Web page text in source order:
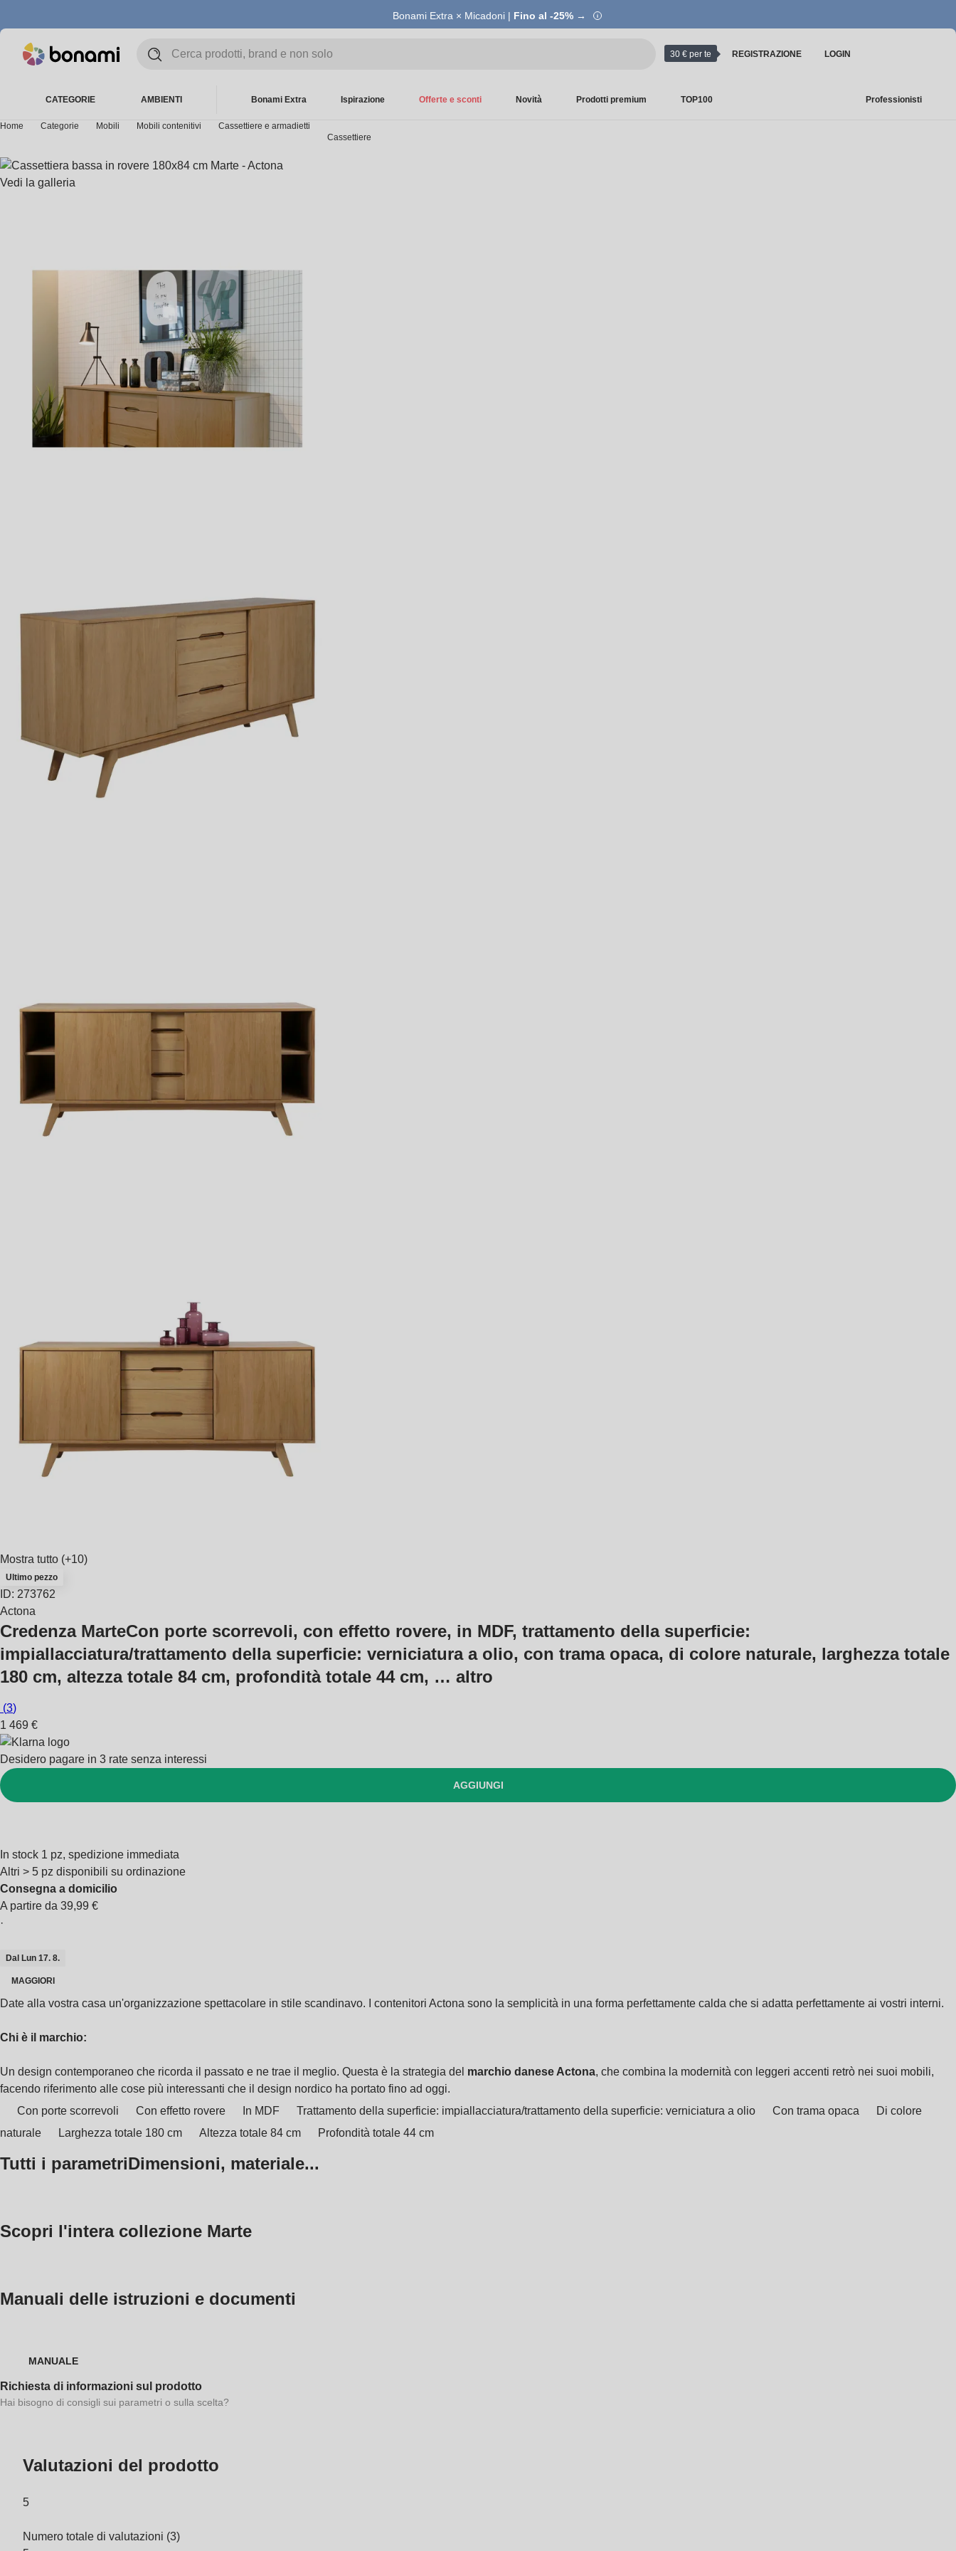
Bonami Extra × Micadoni | Fino al -25% →
30 € per te REGISTRAZIONE LOGIN
CATEGORIE AMBIENTI Bonami Extra Ispirazione Offerte e sconti Novità Prodotti premium TOP100 Professionisti
Home Categorie Mobili Mobili contenitivi
Cassettiere e armadietti
Cassettiere
Vedi la galleria
Mostra tutto (+10)
Ultimo pezzo
ID: 273762
Actona
Credenza MarteCon porte scorrevoli, con effetto rovere, in MDF, trattamento della superficie:
impiallacciatura/trattamento della superficie: verniciatura a olio, con trama opaca, di colore naturale, larghezza totale
180 cm, altezza totale 84 cm, profondità totale 44 cm, … altro
(3)
1 469 €
Desidero pagare in 3 rate senza interessi
AGGIUNGI
In stock 1 pz, spedizione immediata
Altri > 5 pz disponibili su ordinazione
Consegna a domicilio
A partire da 39,99 €
·
Dal Lun 17. 8.
MAGGIORI
Date alla vostra casa un'organizzazione spettacolare in stile scandinavo. I contenitori Actona sono la semplicità in una forma perfettamente calda che si adatta perfettamente ai vostri interni.
Chi è il marchio:
Un design contemporaneo che ricorda il passato e ne trae il meglio. Questa è la strategia del marchio danese Actona, che combina la modernità con leggeri accenti retrò nei suoi mobili,
facendo riferimento alle cose più interessanti che il design nordico ha portato fino ad oggi.
Con porte scorrevoli
Con effetto rovere In MDF Trattamento della superficie: impiallacciatura/trattamento della superficie: verniciatura a olio Con trama opaca
Di colore
naturale
Larghezza totale 180 cm Altezza totale 84 cm Profondità totale 44 cm
Tutti i parametriDimensioni, materiale...
Scopri l'intera collezione Marte
Manuali delle istruzioni e documenti
MANUALE
Richiesta di informazioni sul prodotto
Hai bisogno di consigli sui parametri o sulla scelta?
Valutazioni del prodotto
5
Numero totale di valutazioni (3)